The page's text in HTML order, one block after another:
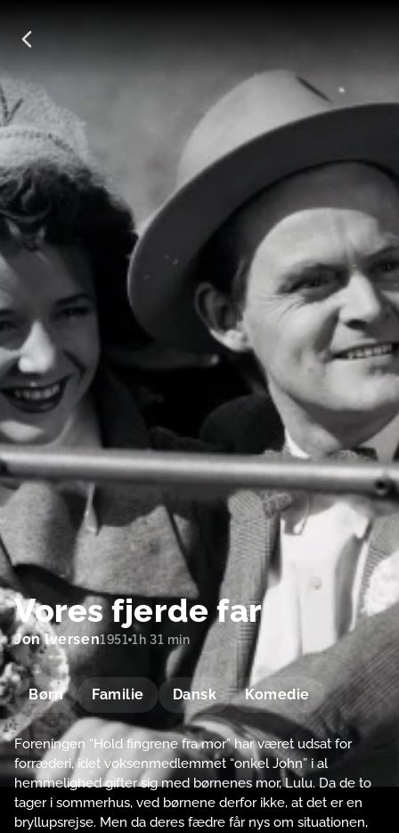
Vores fjerde far
Jon Iversen1951 1h 31 min
Børn Familie Dansk Komedie
Foreningen “Hold fingrene fra mor” har været udsat for
forræderi, idet voksenmedlemmet “onkel John” i al
hemmelighed gifter sig med børnenes mor, Lulu. Da de to
tager i sommerhus, ved børnene derfor ikke, at det er en
bryllupsrejse. Men da deres fædre får nys om situationen,